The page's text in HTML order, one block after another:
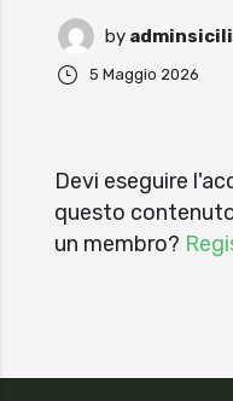
by
5 Maggio 2026
Devi eseguire
questo
un membro?